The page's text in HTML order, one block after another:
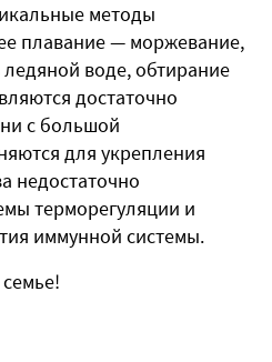
методы
плавание — моржевание,
воде, обтирание
достаточно
с большой
для укрепления
недостаточно
терморегуляции и
иммунной системы.